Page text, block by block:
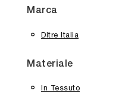
Marca
Ditre Italia
Materiale
In Tessuto